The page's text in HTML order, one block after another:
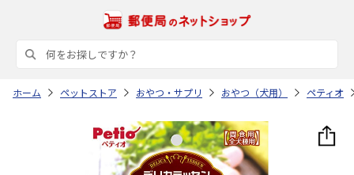
ホーム ペットストア おやつ・サプリ おやつ（犬用） ペティオ